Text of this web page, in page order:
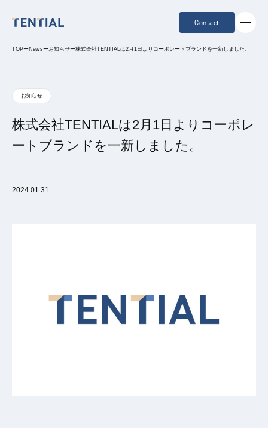
Contact
TOPーNewsーお知らせー株式会社TENTIALは2月1日よりコーポレートブランドを一新しました。
お知らせ
株式会社TENTIALは2月1日よりコーポレ
ートブランドを一新しました。
2024.01.31